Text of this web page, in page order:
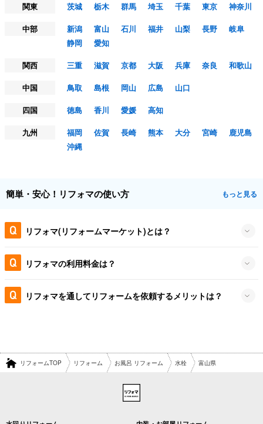
関東
茨城 栃木 群馬 埼玉 千葉 東京
神奈川
中部
新潟 富山 石川 福井 山梨 長野
岐阜
静岡
愛知
関西
三重 滋賀 京都 大阪 兵庫 奈良
和歌山
中国
鳥取 島根 岡山 広島
山口
四国
徳島 香川 愛媛
高知
九州
福岡 佐賀 長崎 熊本 大分 宮崎
鹿児島
沖縄
簡単・安心！リフォマの使い方 もっと見る
リフォマ(リフォームマーケット)とは？
リフォマの利用料金は？
リフォマを通してリフォームを依頼するメリットは？
リフォームTOP リフォーム お風呂 リフォーム 水栓 富山県